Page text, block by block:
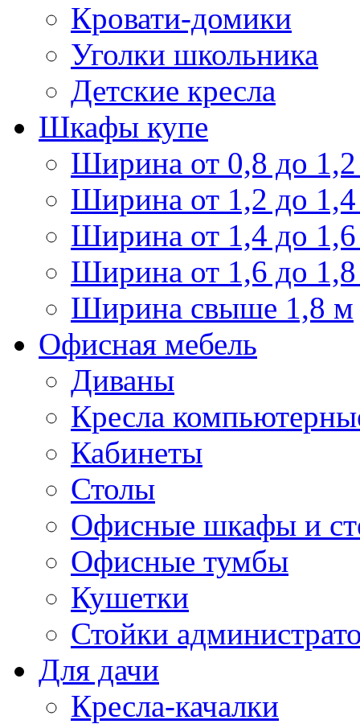
Кровати-домики
Уголки школьника
Детские кресла
Шкафы купе
Ширина от 0,8 до
Ширина от 1,2 до
Ширина от 1,4 до
Ширина от 1,6 до
Ширина свыше 1,8 м
Офисная мебель
Диваны
Кресла
Кабинеты
Столы
Офисные шкафы и
Офисные тумбы
Кушетки
Стойки
Для дачи
Кресла-качалки